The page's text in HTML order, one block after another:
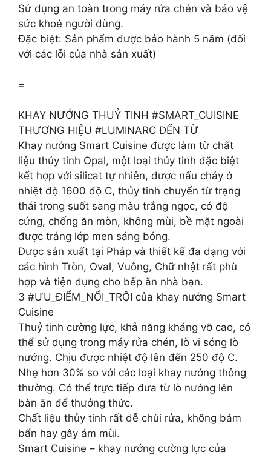
Sử dụng an toàn trong máy rửa chén và bảo vệ
sức khoẻ người dùng.
Đặc biệt: Sản phẩm được bảo hành 5 năm (đối
với các lỗi của nhà sản xuất)
=
KHAY NƯỚNG THUỶ TINH #SMART_CUISINE
THƯƠNG HIỆU #LUMINARC ĐẾN TỪ
Khay nướng Smart Cuisine được làm từ chất
liệu thủy tinh Opal, một loại thủy tinh đặc biệt
kết hợp với silicat tự nhiên, được nấu chảy ở
nhiệt độ 1600 độ C, thủy tinh chuyển từ trạng
thái trong suốt sang màu trắng ngọc, có độ
cứng, chống ăn mòn, không mùi, bề mặt ngoài
được tráng lớp men sáng bóng.
Được sản xuất tại Pháp và thiết kế đa dạng với
các hình Tròn, Oval, Vuông, Chữ nhật rất phù
hợp và tiện dụng cho bếp ăn nhà bạn.
3 #ƯU_ĐIỂM_NỔI_TRỘI của khay nướng Smart
Cuisine
Thuỷ tinh cường lực, khả năng kháng vỡ cao, có
thể sử dụng trong máy rửa chén, lò vi sóng lò
nướng. Chịu được nhiệt độ lên đến 250 độ C.
Nhẹ hơn 30% so với các loại khay nướng thông
thường. Có thể trực tiếp đưa từ lò nướng lên
bàn ăn để thưởng thức.
Chất liệu thủy tinh rất dễ chùi rửa, không bám
bẩn hay gây ám mùi.
Smart Cuisine – khay nướng cường lực của